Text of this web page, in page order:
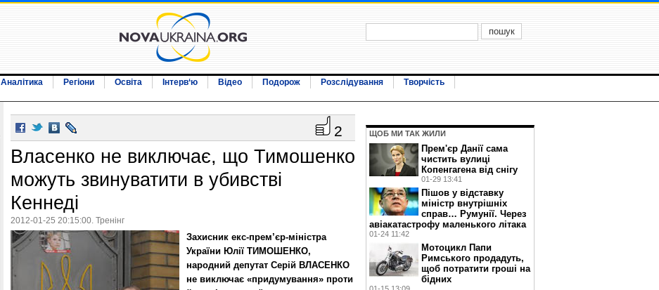
Аналітика Регіони Освіта Інтерв‘ю Відео Подорож Розслідування
Творчість
2
Власенко не виключає, що Тимошенко
можуть звинуватити в убивстві
Кеннеді
2012-01-25 20:15:00. Тренінг
Захисник екс-прем’єр-міністра
України Юлії ТИМОШЕНКО,
народний депутат Серій ВЛАСЕНКО
не виключає «придумування» проти
ЩОБ МИ ТАК ЖИЛИ
Прем'єр Данії сама
чистить вулиці
Копенгагена від снігу
01-29 13:41
Пішов у відставку
міністр внутрішніх
справ… Румунії. Через
авіакатастрофу маленького літака
01-24 11:42
Мотоцикл Папи
Римського продадуть,
щоб потратити гроші на
бідних